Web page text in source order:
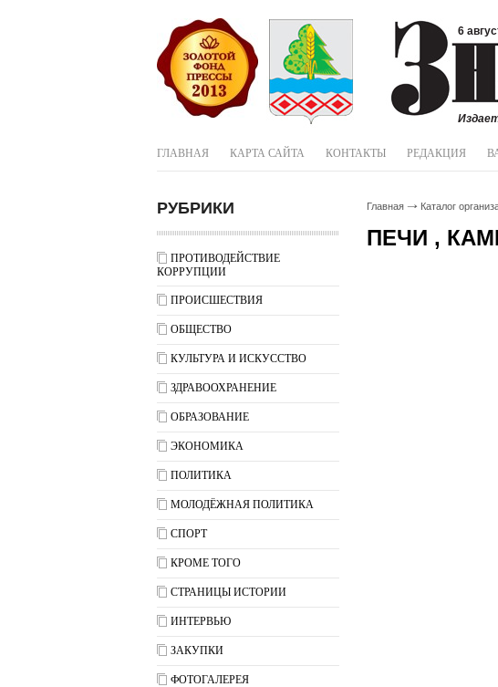
6
ГЛАВНАЯ КАРТА САЙТА КОНТАКТЫ РЕДАКЦИЯ
РУБРИКИ
ПРОТИВОДЕЙСТВИЕ
КОРРУПЦИИ
ПРОИСШЕСТВИЯ
ОБЩЕСТВО
КУЛЬТУРА И ИСКУССТВО
ЗДРАВООХРАНЕНИЕ
ОБРАЗОВАНИЕ
ЭКОНОМИКА
ПОЛИТИКА
МОЛОДЁЖНАЯ ПОЛИТИКА
СПОРТ
КРОМЕ ТОГО
СТРАНИЦЫ ИСТОРИИ
ИНТЕРВЬЮ
ЗАКУПКИ
ФОТОГАЛЕРЕЯ
Главная Каталог
ПЕЧИ ,